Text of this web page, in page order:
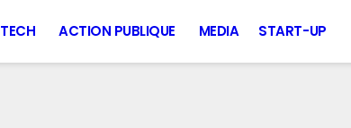
TECH ACTION PUBLIQUE MEDIA START-UP